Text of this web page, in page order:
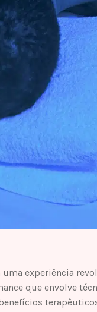
experiência
que envolve